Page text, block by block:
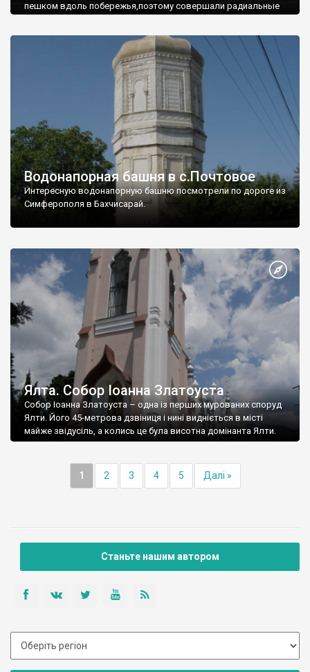
пешком вдоль побережья,поэтому совершали радиальные
Водонапорная башня в с.Почтовое
Интересную водонапорную башню посмотрели по дороге из
Симферополя в Бахчисарай.
Ялта. Собор Іоанна Златоуста
Собор Іоанна Златоуста – одна із перших мурованих споруд
Ялти. Його 45-метрова дзвіниця і нині видніється в місті
майже звідусіль, а колись це була висотна домінанта Ялти.
1 2 3 4 5 Далі »
Станьте нашим автором